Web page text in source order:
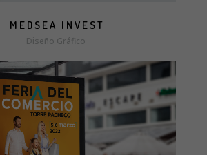
MEDSEA INVEST
Diseño Gráfico